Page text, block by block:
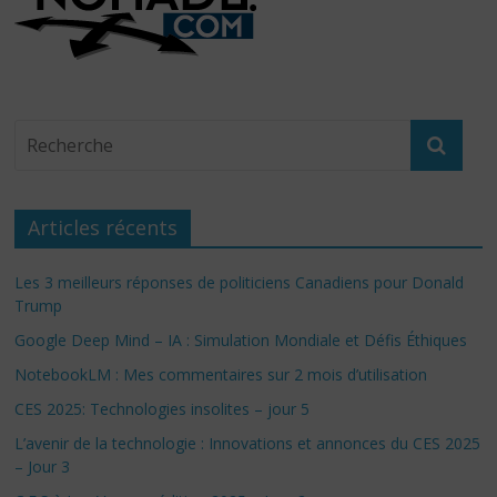
Articles récents
Les 3 meilleurs réponses de politiciens Canadiens pour Donald
Trump
Google Deep Mind – IA : Simulation Mondiale et Défis Éthiques
NotebookLM : Mes commentaires sur 2 mois d’utilisation
CES 2025: Technologies insolites – jour 5
L’avenir de la technologie : Innovations et annonces du CES 2025
– Jour 3